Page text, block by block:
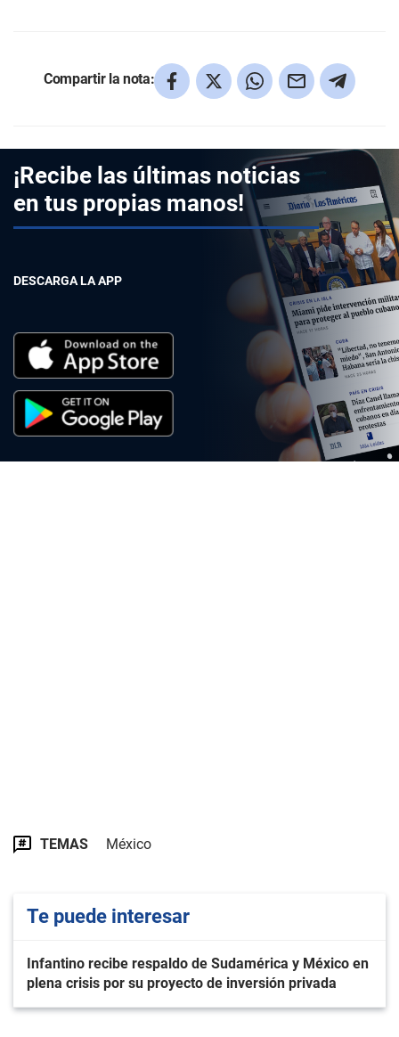
Compartir la nota:
¡Recibe las últimas noticias
en tus propias manos!
DESCARGA LA APP
TEMAS México
Te puede interesar
Infantino recibe respaldo de Sudamérica y México en
plena crisis por su proyecto de inversión privada